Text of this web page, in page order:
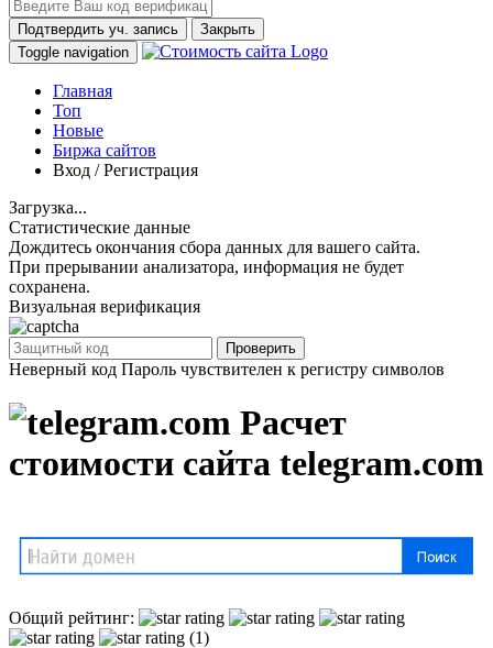
Подтвердить уч. запись
Закрыть
Toggle navigation
Главная
Топ
Новые
Биржа сайтов
Вход / Регистрация
Загрузка...
Статистические данные
Дождитесь окончания сбора данных для вашего сайта.
При прерывании анализатора, информация не будет
сохранена.
Визуальная верификация
Проверить
Неверный код Пароль чувствителен к регистру символов
Расчет
стоимости сайта telegram.com
Общий рейтинг:
(1)